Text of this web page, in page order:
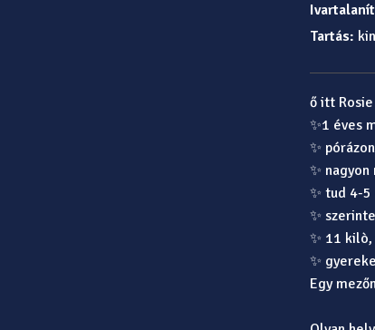
Tartás:
ő itt
✨1 éves
✨
✨
✨ tud 4-
✨
✨ 11
✨
Egy